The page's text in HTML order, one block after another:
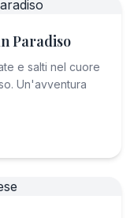
Paradiso
e salti nel cuore
Un'avventura